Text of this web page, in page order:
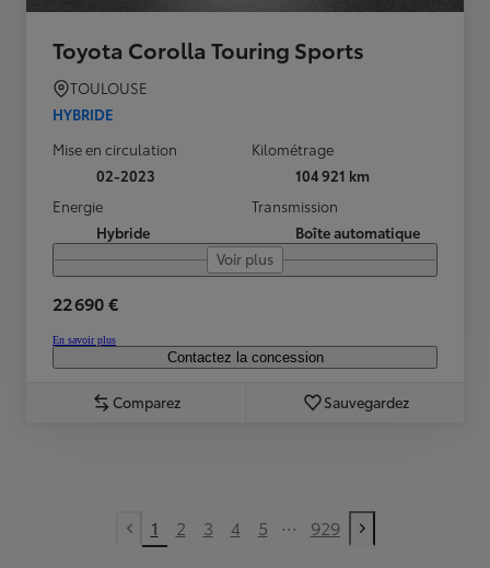
Toyota Corolla Touring Sports
TOULOUSE
HYBRIDE
Mise en circulation
02-2023
Kilométrage
104 921 km
Energie
Hybride
Transmission
Boîte automatique
Voir plus
22 690 €
En savoir plus
Contactez la concession
Comparez Sauvegardez
Previous page
1 2 3 4 5 ... 929
Next page